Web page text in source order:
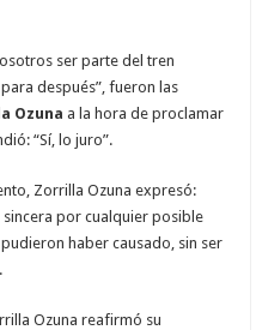
ser parte del tren
después”, fueron las
Ozuna a la hora de proclamar
“Sí, lo juro”.
Zorrilla Ozuna expresó:
sincera por cualquier posible
haber causado, sin ser
Ozuna reafirmó su